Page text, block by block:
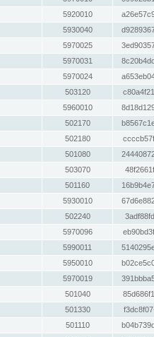
5920010
5930040
5970025
5970031
5970024
503120
5960010
502170
502180
501080
503070
501160
5930010
502240
5970096
5990011
5950010
5970019
501040
501330
501110